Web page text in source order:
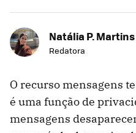
Natália P. Martins
Redatora
O recurso mensagens
é uma função de
mensagens